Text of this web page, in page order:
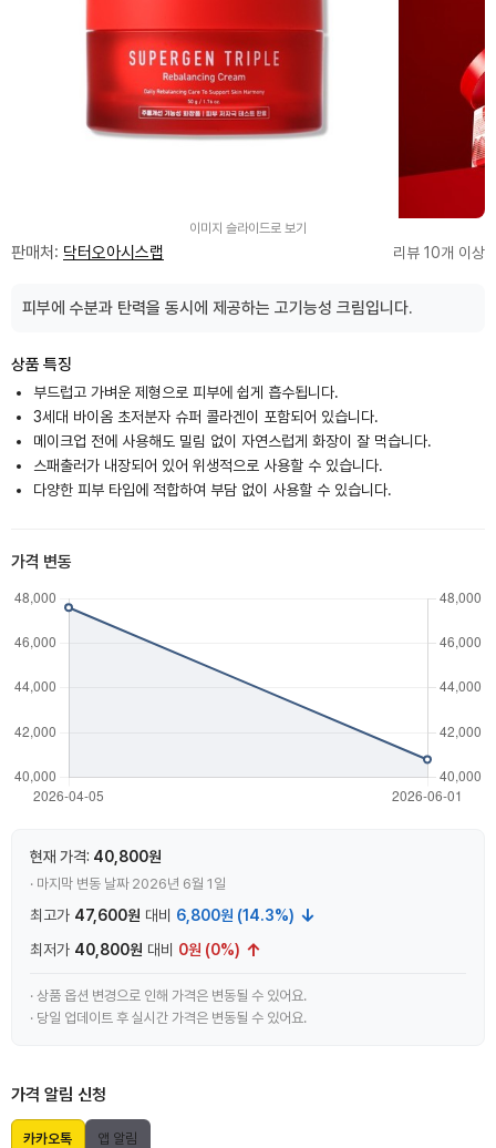
이미지 슬라이드로 보기
판매처: 닥터오아시스랩 리뷰 10개 이상
피부에 수분과 탄력을 동시에 제공하는 고기능성 크림입니다.
상품 특징
부드럽고 가벼운 제형으로 피부에 쉽게 흡수됩니다.
3세대 바이옴 초저분자 슈퍼 콜라겐이 포함되어 있습니다.
메이크업 전에 사용해도 밀림 없이 자연스럽게 화장이 잘 먹습니다.
스패출러가 내장되어 있어 위생적으로 사용할 수 있습니다.
다양한 피부 타입에 적합하여 부담 없이 사용할 수 있습니다.
가격 변동
현재 가격: 40,800원
· 마지막 변동 날짜 2026년 6월 1일
최고가 47,600원 대비 6,800원 (14.3%) ↓
최저가 40,800원 대비 0원 (0%) ↑
· 상품 옵션 변경으로 인해 가격은 변동될 수 있어요.
· 당일 업데이트 후 실시간 가격은 변동될 수 있어요.
가격 알림 신청
카카오톡 앱 알림